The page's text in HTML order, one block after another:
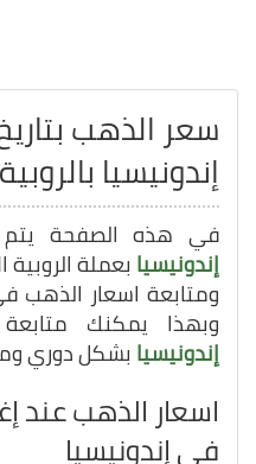
إندونيسيا
في هذه الصفحة
إندونيسيا بعملة
ومتابعة اسعار الذهب
وبهذا يمكنك
إندونيسيا بشكل دوري
اسعار الذهب عند
في إندونيسيا